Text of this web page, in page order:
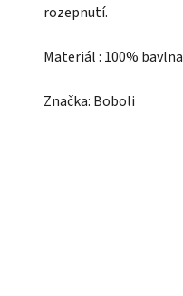
rozepnutí.
Materiál : 100% bavlna
Značka: Boboli